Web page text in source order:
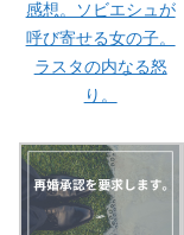
感想。ソビエシュが
呼び寄せる女の子。
ラスタの内なる怒
り。